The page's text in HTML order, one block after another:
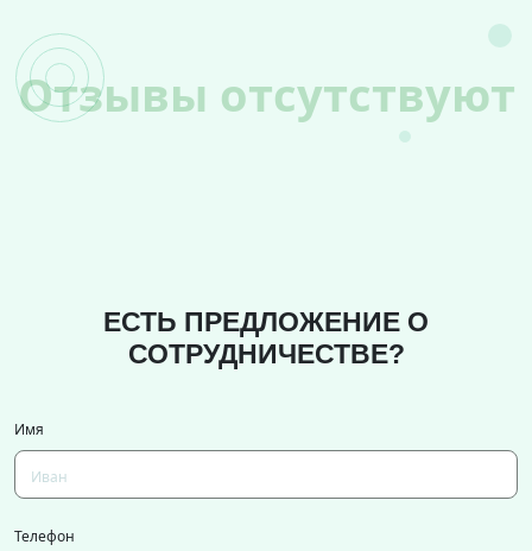
Отзывы отсутствуют
ЕСТЬ ПРЕДЛОЖЕНИЕ О
СОТРУДНИЧЕСТВЕ?
Имя
Телефон